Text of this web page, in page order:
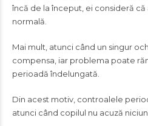
încă de la început, ei consideră
normală.
Mai mult, atunci când un singur
compensa, iar problema poate
perioadă îndelungată.
Din acest motiv, controalele
atunci când copilul nu acuză